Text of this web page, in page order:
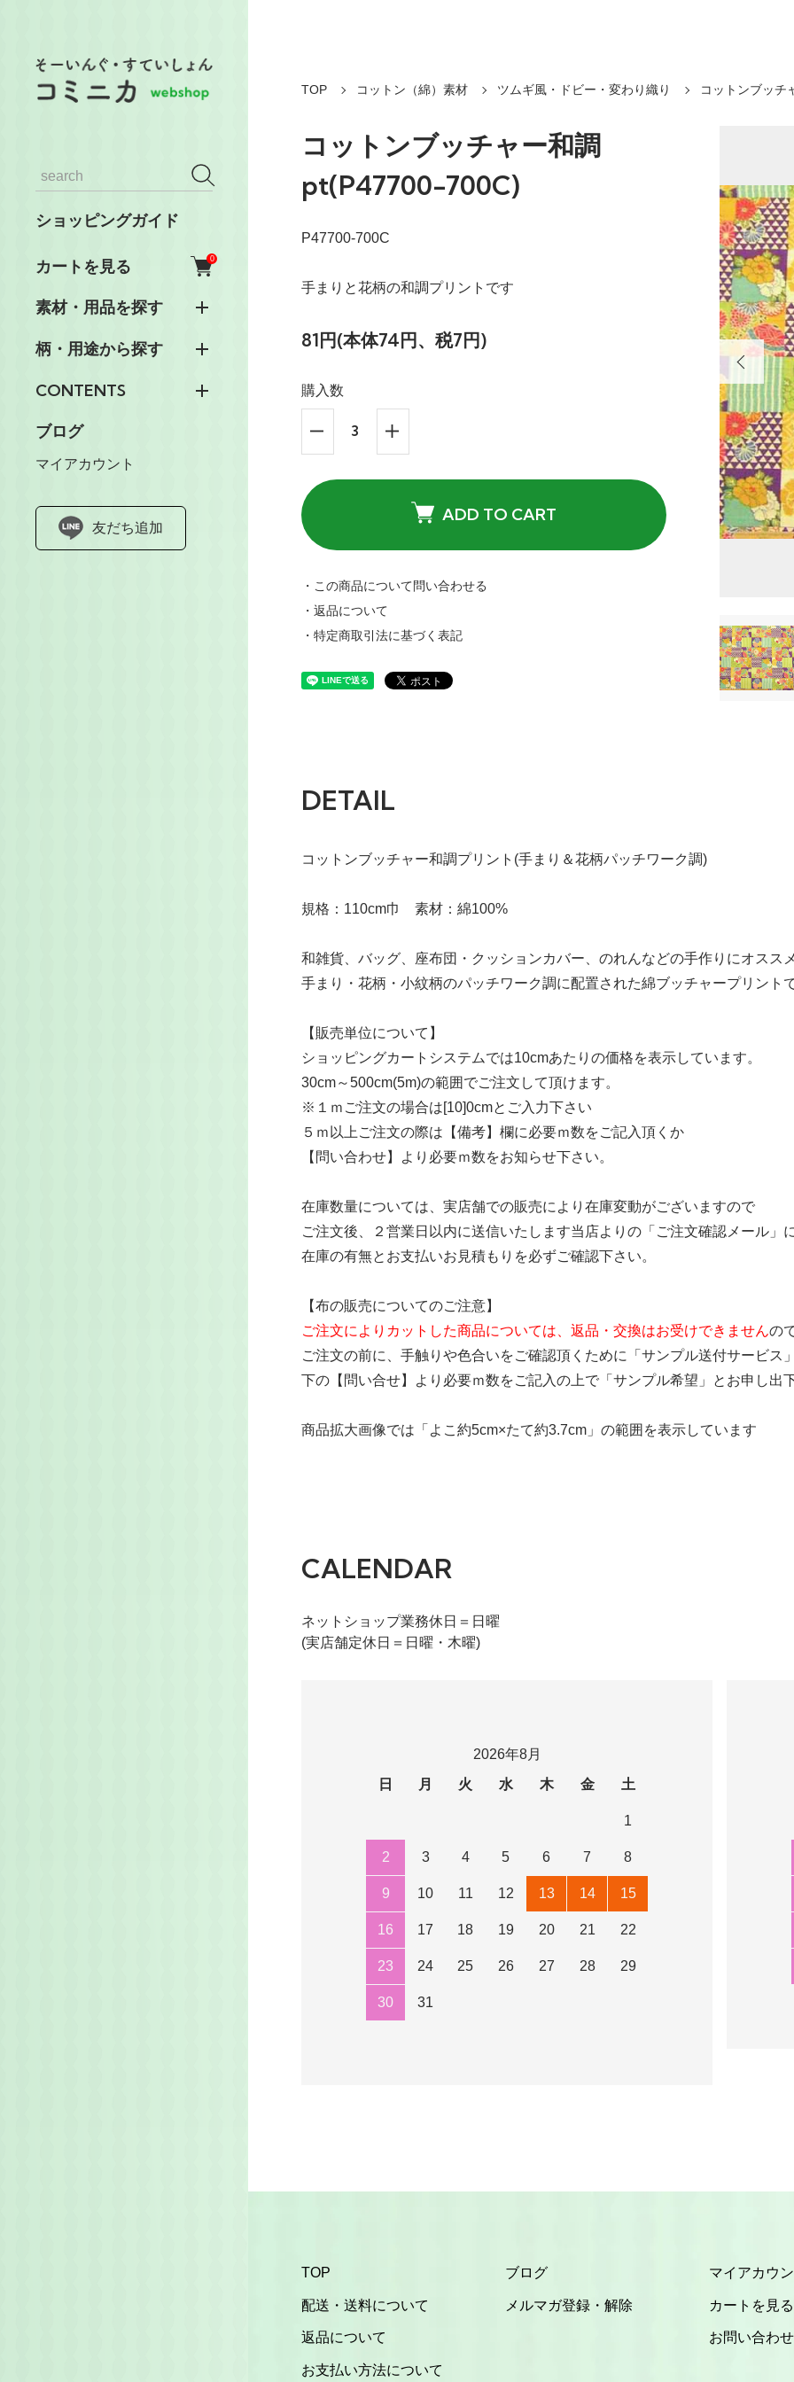
ショッピングガイド
カートを見る 0
素材・用品を探す
柄・用途から探す
CONTENTS
ブログ
マイアカウント
友だち追加
TOP コットン（綿）素材 ツムギ風・ドビー・変わり織り コットンブッチ
コットンブッチャー和調
pt(P47700-700C)
P47700-700C
手まりと花柄の和調プリントです
81円(本体74円、税7円)
購入数
ADD TO CART
・この商品について問い合わせる
・返品について
・特定商取引法に基づく表記
DETAIL
コットンブッチャー和調プリント(手まり＆花柄パッチワーク調)
規格：110cm巾 素材：綿100%
和雑貨、バッグ、座布団・クッションカバー、のれんなどの手作りにオスス
手まり・花柄・小紋柄のパッチワーク調に配置された綿ブッチャープリント
【販売単位について】
ショッピングカートシステムでは10cmあたりの価格を表示しています。
30cm～500cm(5m)の範囲でご注文して頂けます。
※１ｍご注文の場合は[10]0cmとご入力下さい
５ｍ以上ご注文の際は【備考】欄に必要ｍ数をご記入頂くか
【問い合わせ】より必要ｍ数をお知らせ下さい。
在庫数量については、実店舗での販売により在庫変動がございますので
ご注文後、２営業日以内に送信いたします当店よりの「ご注文確認メール」
在庫の有無とお支払いお見積もりを必ずご確認下さい。
【布の販売についてのご注意】
ご注文によりカットした商品については、返品・交換はお受けできませんの
ご注文の前に、手触りや色合いをご確認頂くために「サンプル送付サービス
下の【問い合せ】より必要ｍ数をご記入の上で「サンプル希望」とお申し出
商品拡大画像では「よこ約5cm×たて約3.7cm」の範囲を表示しています
CALENDAR
ネットショップ業務休日＝日曜
(実店舗定休日＝日曜・木曜)
2026年8月
日
月 火 水 木 金 土
1
2 3 4 5 6 7 8
9 10 11 12 13 14 15
16 17 18 19 20 21 22
23 24 25 26 27 28 29
30 31
TOP
配送・送料について
返品について
お支払い方法について
ブログ
メルマガ登録・解除
マイアカウ
カートを見る
お問い合わせ